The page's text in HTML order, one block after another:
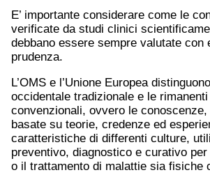
E’ importante considerare come le
verificate da studi clinici
debbano essere sempre valutate con
prudenza.
L’OMS e l’Unione Europea
occidentale tradizionale e le
convenzionali, ovvero le
basate su teorie, credenze ed
caratteristiche di differenti culture,
preventivo, diagnostico e curativo
o il trattamento di malattie sia fisiche